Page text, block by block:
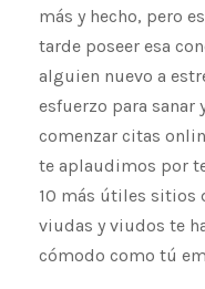
más y hecho, pero
tarde poseer esa
alguien nuevo a
esfuerzo para sanar
comenzar citas
te aplaudimos por
10 más útiles sitios
viudas y viudos te
cómodo como tú